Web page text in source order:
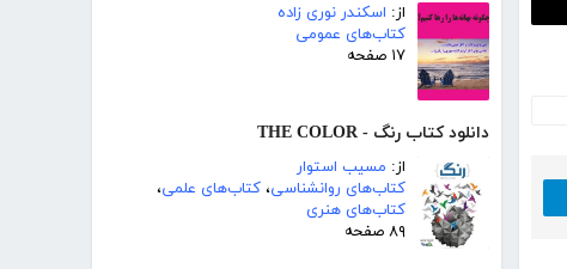
از: اسکندر نوری زاده
کتاب‌های عمومی
۱۷ صفحه
دانلود کتاب رنگ - THE COLOR
از: مسیب استوار
کتاب‌های روانشناسی، کتاب‌های علمی،
کتاب‌های هنری
۸۹ صفحه